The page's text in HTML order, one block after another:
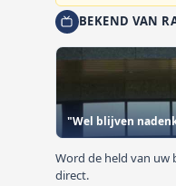
BEKEND VAN
"Wel blijven
Word de held van uw
direct.